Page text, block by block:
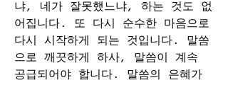
냐, 네가 잘못했느냐, 하는 것도 없
어집니다. 또 다시 순수한 마음으로
다시 시작하게 되는 것입니다. 말씀
으로 깨끗하게 하사, 말씀이 계속
공급되어야 합니다. 말씀의 은혜가